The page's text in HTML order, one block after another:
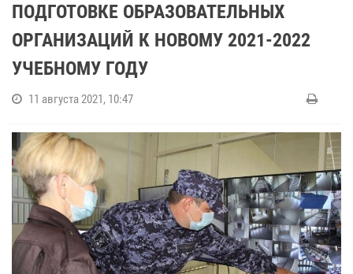
ПОДГОТОВКЕ ОБРАЗОВАТЕЛЬНЫХ
ОРГАНИЗАЦИЙ К НОВОМУ 2021-2022
УЧЕБНОМУ ГОДУ
11 августа 2021, 10:47